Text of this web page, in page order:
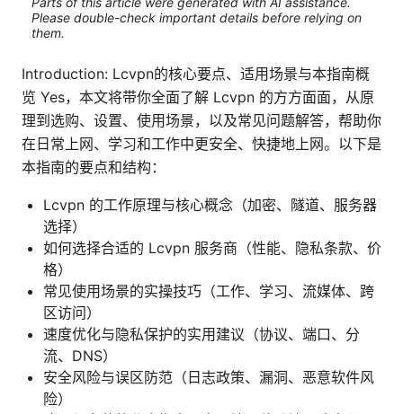
Please double-check important details before relying on
them.
Introduction: Lcvpn的核心要点、适用场景与本指南概
览 Yes，本文将带你全面了解 Lcvpn 的方方面面，从原
理到选购、设置、使用场景，以及常见问题解答，帮助你
在日常上网、学习和工作中更安全、快捷地上网。以下是
本指南的要点和结构：
Lcvpn 的工作原理与核心概念（加密、隧道、服务器
选择）
如何选择合适的 Lcvpn 服务商（性能、隐私条款、价
格）
常见使用场景的实操技巧（工作、学习、流媒体、跨
区访问）
速度优化与隐私保护的实用建议（协议、端口、分
流、DNS）
安全风险与误区防范（日志政策、漏洞、恶意软件风
险）